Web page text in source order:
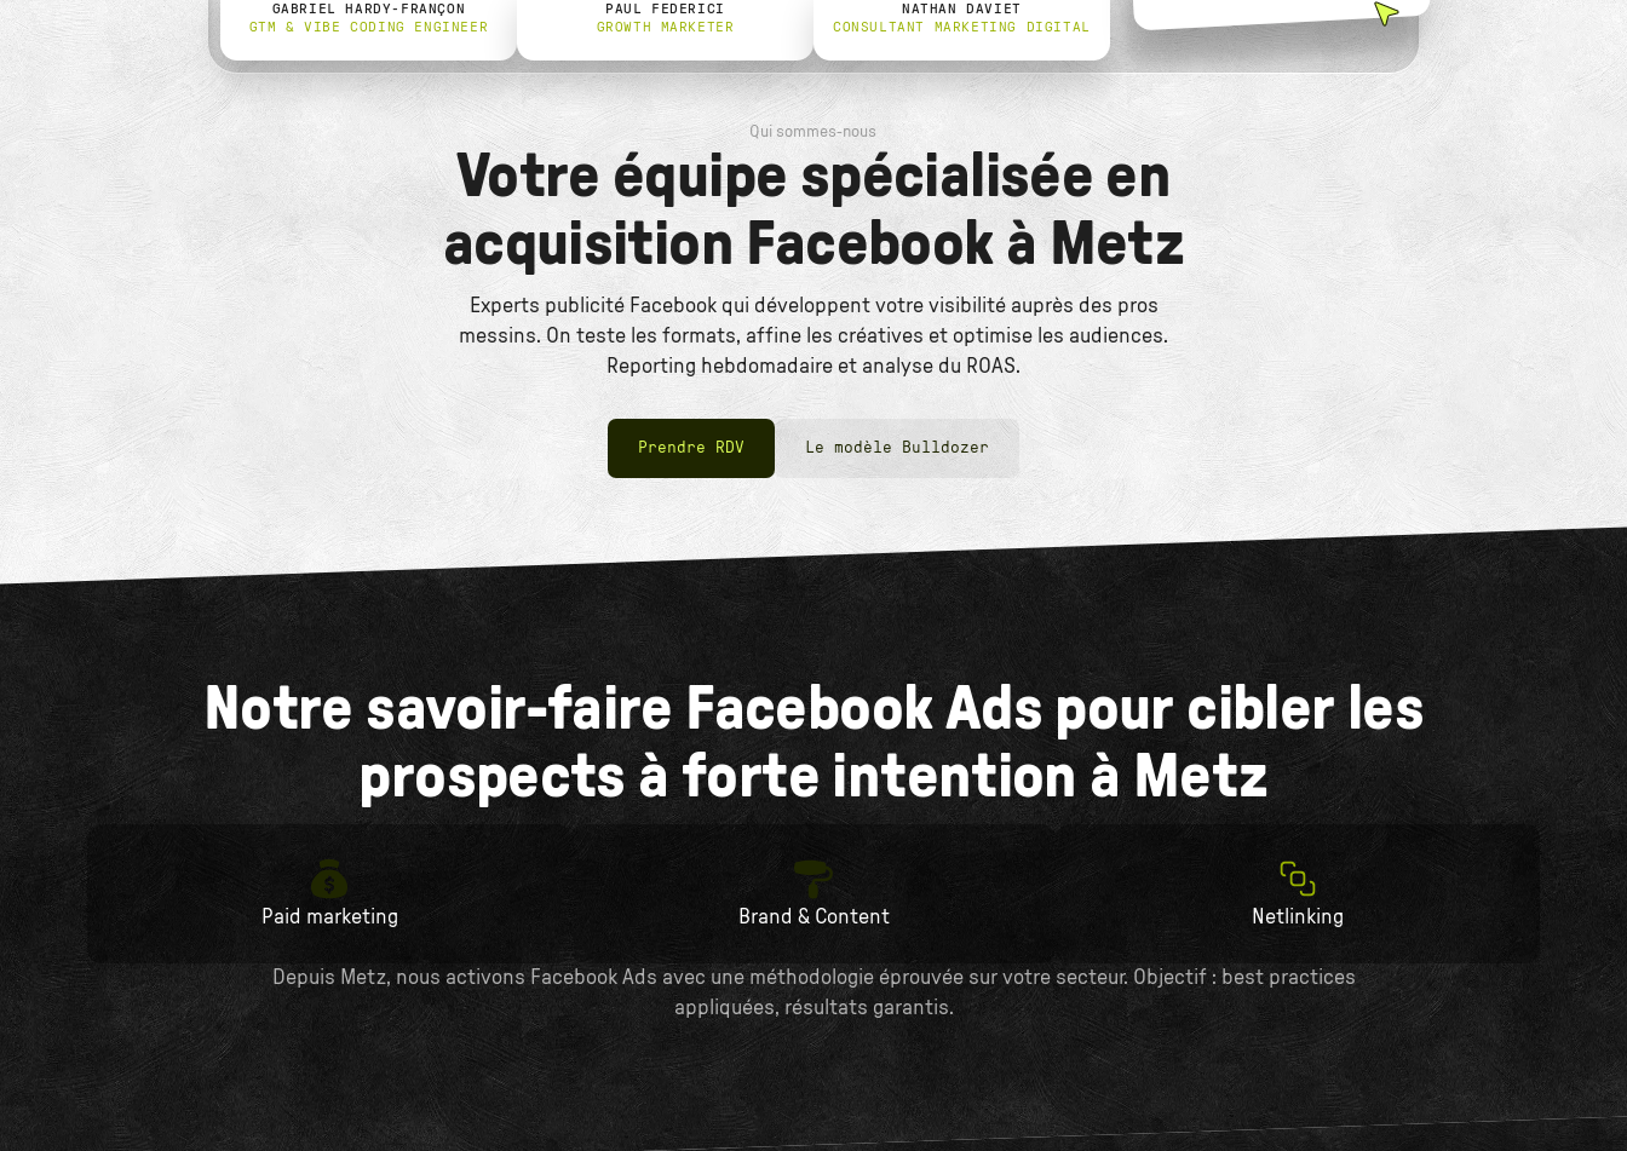
GABRIEL HARDY-FRANÇON
GTM & VIBE CODING ENGINEER
PAUL FEDERICI
GROWTH MARKETER
NATHAN DAVIET
CONSULTANT MARKETING DIGITAL
Qui sommes-nous
Votre équipe spécialisée en
acquisition Facebook à Metz
Experts publicité Facebook qui développent votre visibilité auprès des pros
messins. On teste les formats, affine les créatives et optimise les audiences.
Reporting hebdomadaire et analyse du ROAS.
Prendre RDV Le modèle Bulldozer
Notre savoir-faire Facebook Ads pour cibler les
prospects à forte intention à Metz
Paid marketing Brand & Content Netlinking
Depuis Metz, nous activons Facebook Ads avec une méthodologie éprouvée sur votre secteur. Objectif : best practices
appliquées, résultats garantis.